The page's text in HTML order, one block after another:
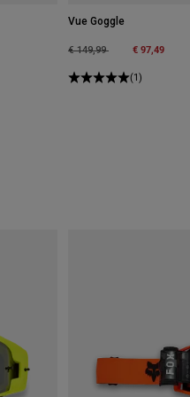
Vue Goggle
Price reduced from
€ 149,99to € 97,49
(1)